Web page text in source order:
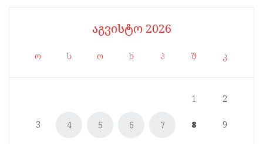
აგვისტო 2026
ო ს ო ხ პ შ კ
1 2
3 4 5 6 7 8 9